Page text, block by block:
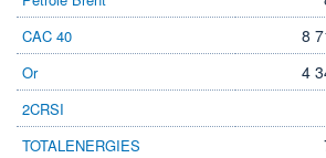
ÉLIGIBILITÉ
Non éligible
CAC 40 8
Or 4
2CRSI
TOTALENERGIES